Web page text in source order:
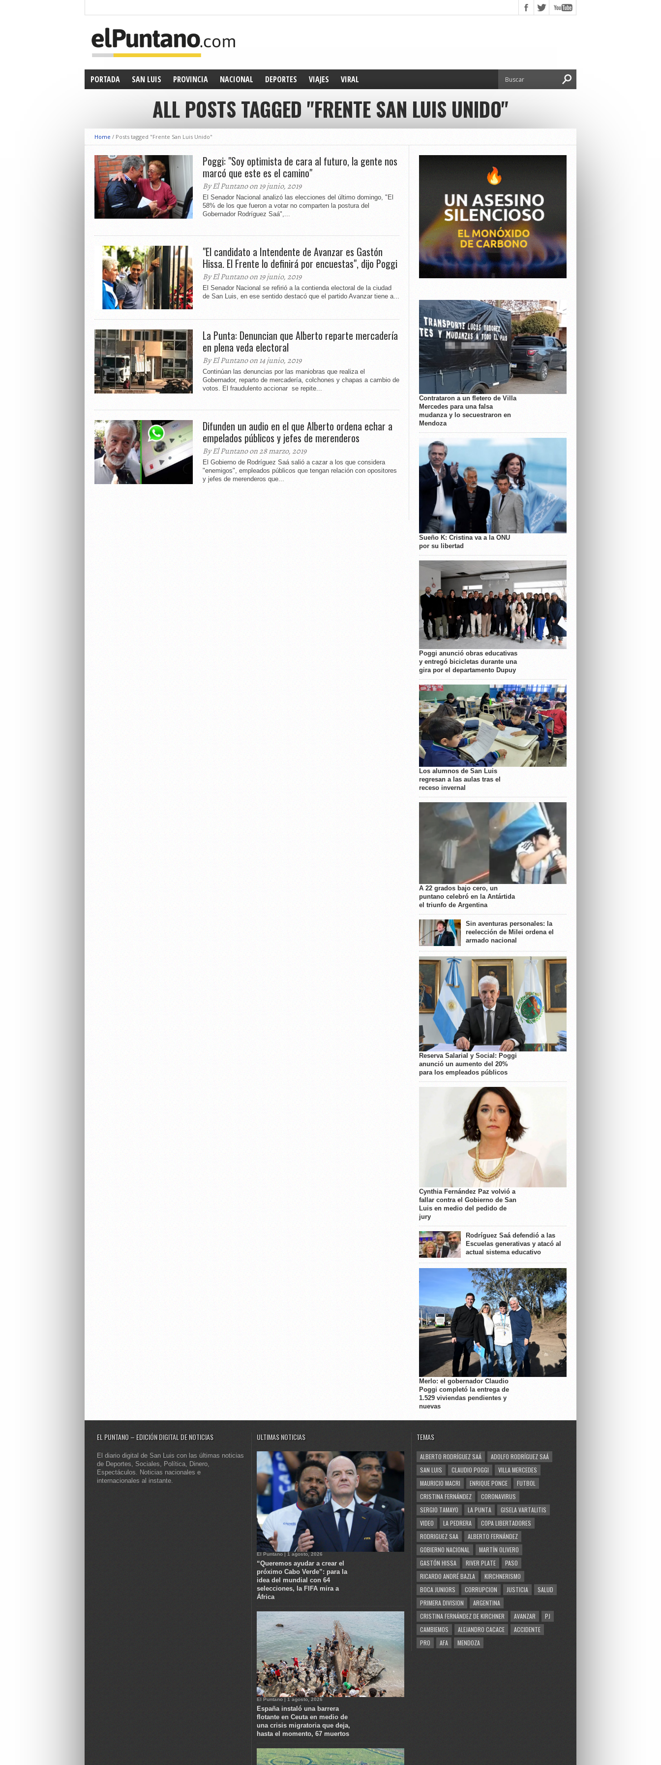
PORTADA SAN LUIS PROVINCIA NACIONAL DEPORTES VIAJES VIRAL
ALL POSTS TAGGED "FRENTE SAN LUIS UNIDO"
Home / Posts tagged "Frente San Luis Unido"
Poggi: "Soy optimista de cara al futuro, la gente nos
marcó que este es el camino"
By El Puntano on 19 junio, 2019
El Senador Nacional analizó las elecciones del último domingo, "El
58% de los que fueron a votar no comparten la postura del
Gobernador Rodríguez Saá",...
"El candidato a Intendente de Avanzar es Gastón
Hissa. El Frente lo definirá por encuestas", dijo Poggi
By El Puntano on 19 junio, 2019
El Senador Nacional se refirió a la contienda electoral de la ciudad
de San Luis, en ese sentido destacó que el partido Avanzar tiene a...
La Punta: Denuncian que Alberto reparte mercadería
en plena veda electoral
By El Puntano on 14 junio, 2019
Continúan las denuncias por las maniobras que realiza el
Gobernador, reparto de mercadería, colchones y chapas a cambio de
votos. El fraudulento accionar se repite...
Difunden un audio en el que Alberto ordena echar a
empelados públicos y jefes de merenderos
By El Puntano on 28 marzo, 2019
El Gobierno de Rodríguez Saá salió a cazar a los que considera
"enemigos", empleados públicos que tengan relación con opositores
y jefes de merenderos que...
Contrataron a un fletero de Villa
Mercedes para una falsa
mudanza y lo secuestraron en
Mendoza
Sueño K: Cristina va a la ONU
por su libertad
Poggi anunció obras educativas
y entregó bicicletas durante una
gira por el departamento Dupuy
Los alumnos de San Luis
regresan a las aulas tras el
receso invernal
A 22 grados bajo cero, un
puntano celebró en la Antártida
el triunfo de Argentina
Sin aventuras personales: la
reelección de Milei ordena el
armado nacional
Reserva Salarial y Social: Poggi
anunció un aumento del 20%
para los empleados públicos
Cynthia Fernández Paz volvió a
fallar contra el Gobierno de San
Luis en medio del pedido de
jury
Rodríguez Saá defendió a las
Escuelas generativas y atacó al
actual sistema educativo
Merlo: el gobernador Claudio
Poggi completó la entrega de
1.529 viviendas pendientes y
nuevas
EL PUNTANO – EDICIÓN DIGITAL DE NOTICIAS
El diario digital de San Luis con las últimas noticias
de Deportes, Sociales, Política, Dinero,
Espectáculos. Noticias nacionales e
internacionales al instante.
ULTIMAS NOTICIAS
El Puntano | 1 agosto, 2026
“Queremos ayudar a crear el
próximo Cabo Verde”: para la
idea del mundial con 64
selecciones, la FIFA mira a
África
El Puntano | 1 agosto, 2026
España instaló una barrera
flotante en Ceuta en medio de
una crisis migratoria que deja,
hasta el momento, 67 muertos
TEMAS
ALBERTO RODRÍGUEZ SAÁ
ADOLFO RODRÍGUEZ SAÁ
SAN LUIS
CLAUDIO POGGI
VILLA MERCEDES
MAURICIO MACRI
ENRIQUE PONCE
FUTBOL
CRISTINA FERNÁNDEZ
CORONAVIRUS
SERGIO TAMAYO
LA PUNTA
GISELA VARTALITIS
VIDEO
LA PEDRERA
COPA LIBERTADORES
RODRIGUEZ SAA
ALBERTO FERNÁNDEZ
GOBIERNO NACIONAL
MARTÍN OLIVERO
GASTÓN HISSA
RIVER PLATE
PASO
RICARDO ANDRÉ BAZLA
KIRCHNERISMO
BOCA JUNIORS
CORRUPCION JUSTICIA
SALUD
PRIMERA DIVISION
ARGENTINA
CRISTINA FERNÁNDEZ DE KIRCHNER
AVANZAR
PJ
CAMBIEMOS
ALEJANDRO CACACE
ACCIDENTE
PRO
AFA MENDOZA